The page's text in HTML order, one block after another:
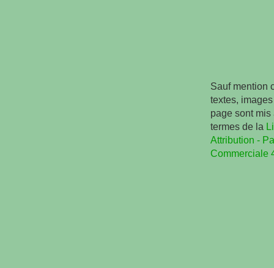
Sauf mention
textes,
page sont
termes de la
Attribution -
Commerciale